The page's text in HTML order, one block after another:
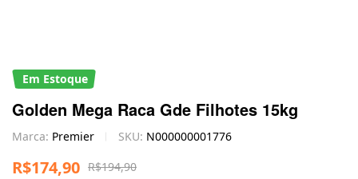
Em Estoque
Golden Mega Raca Gde Filhotes 15kg
Marca: Premier SKU: N000000001776
R$194,90
R$174,90